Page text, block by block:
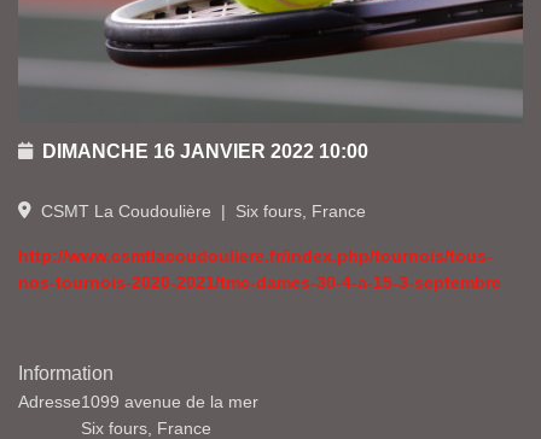
DIMANCHE 16 JANVIER 2022 10:00
CSMT La Coudoulière | Six fours, France
http://www.csmtlacoudouliere.fr/index.php/tournois/tous-
nos-tournois-2020-2021/tmc-dames-30-4-a-15-3-septembre
Information
Adresse1099 avenue de la mer
Six fours, France